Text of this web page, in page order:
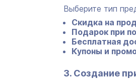
Выберите тип
Скидка на
Подарок при
Бесплатная
Купоны и
3. Создание